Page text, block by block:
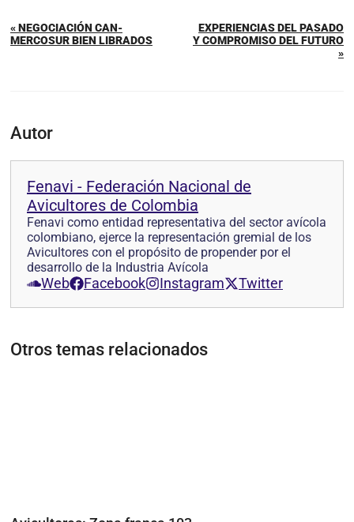
« NEGOCIACIÓN CAN-
MERCOSUR BIEN LIBRADOS
EXPERIENCIAS DEL PASADO
Y COMPROMISO DEL FUTURO
»
Autor
Fenavi - Federación Nacional de
Avicultores de Colombia
Fenavi como entidad representativa del sector avícola
colombiano, ejerce la representación gremial de los
Avicultores con el propósito de propender por el
desarrollo de la Industria Avícola
Web Facebook Instagram Twitter
Otros temas relacionados